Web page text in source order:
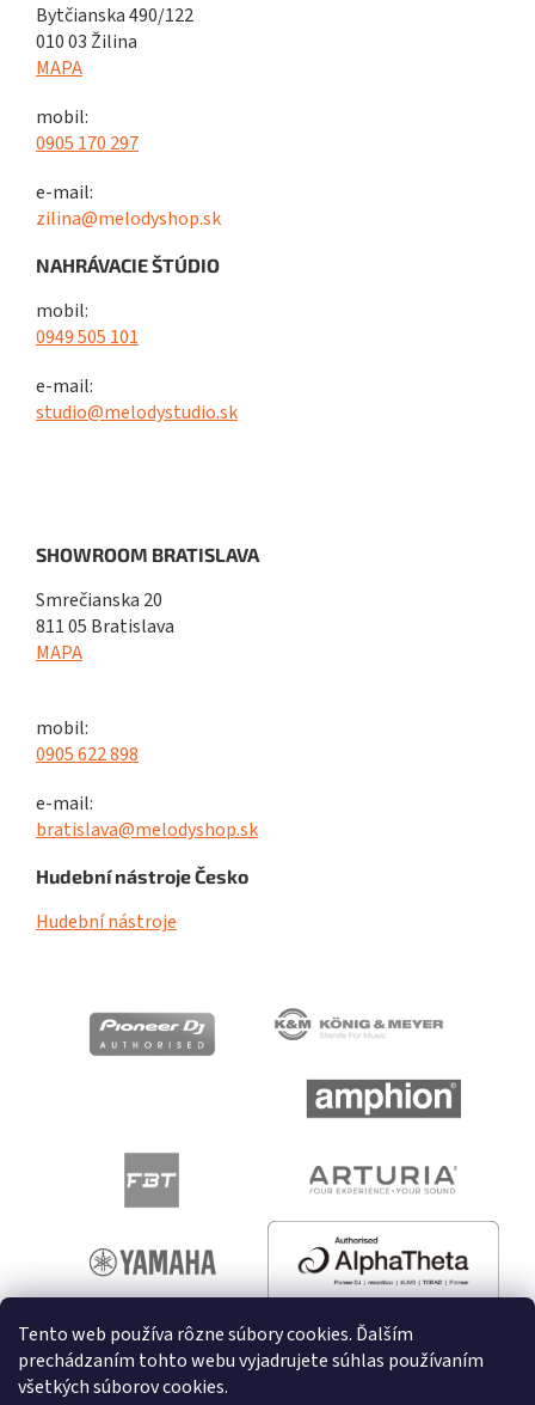
Tento web používa rôzne súbory cookies. Ďalším
prechádzaním tohto webu vyjadrujete súhlas používaním
všetkých súborov cookies.
Bytčianska 490/122
010 03 Žilina
MAPA
mobil:
0905 170 297
e-mail:
zilina@melodyshop.sk
NAHRÁVACIE ŠTÚDIO
mobil:
0949 505 101
e-mail:
studio@melodystudio.sk
SHOWROOM BRATISLAVA
Smrečianska 20
811 05 Bratislava
MAPA
mobil:
0905 622 898
e-mail:
bratislava@melodyshop.sk
Hudební nástroje Česko
Hudební nástroje